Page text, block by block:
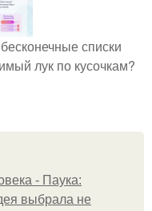
списки
лук по кусочкам?
- Паука:
выбрала не